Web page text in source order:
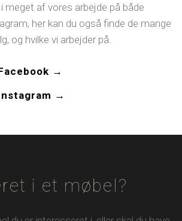
meget af vores arbejde på både
her kan du også finde de mange
og hvilke vi arbejder på.
→
→
i et møbel?